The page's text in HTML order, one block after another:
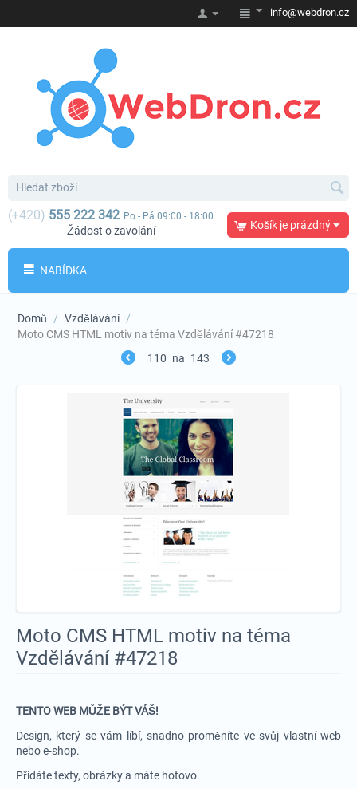
info@webdron.cz
(+420) 555 222 342 Po - Pá 09:00 - 18:00
Žádost o zavolání Košík je prázdný
NABÍDKA
Domů / Vzdělávání /
Moto CMS HTML motiv na téma Vzdělávání #47218
110 na 143
Moto CMS HTML motiv na téma
Vzdělávání #47218
TENTO WEB MŮŽE BÝT VÁŠ!
Design, který se vám líbí, snadno proměníte ve svůj vlastní web
nebo e-shop.
Přidáte texty, obrázky a máte hotovo.